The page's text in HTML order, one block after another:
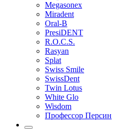
Megasonex
Miradent
Oral-B
PresiDENT
R.O.C.S.
Rasyan
Splat
Swiss Smile
SwissDent
Twin Lotus
White Glo
Wisdom
Профессор Персин